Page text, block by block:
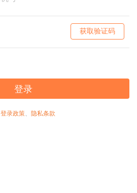
获取验证码
登录
登录政策、 隐私条款